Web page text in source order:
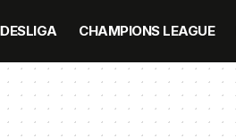
CHAMPIONS LEAGUE